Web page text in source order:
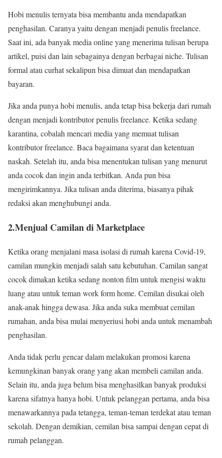
Hobi menulis ternyata bisa membantu anda mendapatkan
penghasilan. Caranya yaitu dengan menjadi penulis freelance.
Saat ini, ada banyak media online yang menerima tulisan berupa
artikel, puisi dan lain sebagainya dengan berbagai niche. Tulisan
formal atau curhat sekalipun bisa dimuat dan mendapatkan
bayaran.
Jika anda punya hobi menulis, anda tetap bisa bekerja dari rumah
dengan menjadi kontributor penulis freelance. Ketika sedang
karantina, cobalah mencari media yang memuat tulisan
kontributor freelance. Baca bagaimana syarat dan ketentuan
naskah. Setelah itu, anda bisa menentukan tulisan yang menurut
anda cocok dan ingin anda terbitkan. Anda pun bisa
mengirimkannya. Jika tulisan anda diterima, biasanya pihak
redaksi akan menghubungi anda.
2.Menjual Camilan di Marketplace
Ketika orang menjalani masa isolasi di rumah karena Covid-19,
camilan mungkin menjadi salah satu kebutuhan. Camilan sangat
cocok dimakan ketika sedang nonton film untuk mengisi waktu
luang atau untuk teman work form home. Cemilan disukai oleh
anak-anak hingga dewasa. Jika anda suka membuat cemilan
rumahan, anda bisa mulai menyeriusi hobi anda untuk menambah
penghasilan.
Anda tidak perlu gencar dalam melakukan promosi karena
kemungkinan banyak orang yang akan membeli camilan anda.
Selain itu, anda juga belum bisa menghasilkan banyak produksi
karena sifatnya hanya hobi. Untuk pelanggan pertama, anda bisa
menawarkannya pada tetangga, teman-teman terdekat atau teman
sekolah. Dengan demikian, cemilan bisa sampai dengan cepat di
rumah pelanggan.